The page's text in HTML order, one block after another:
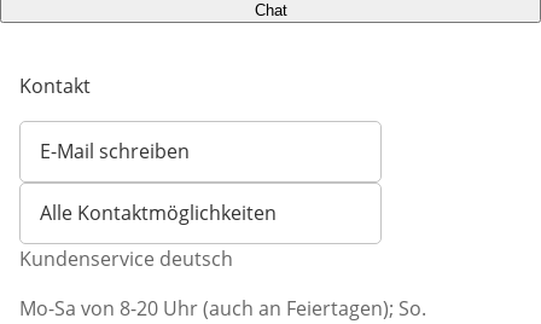
Chat
Kontakt
E-Mail schreiben
Öffnet E-Mail-Client
Alle Kontaktmöglichkeiten
Kundenservice deutsch
Mo-Sa von 8-20 Uhr (auch an Feiertagen); So.